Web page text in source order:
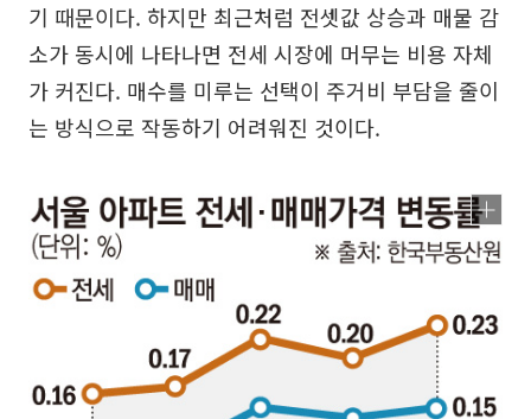
기 때문이다. 하지만 최근처럼 전셋값 상승과 매물 감
소가 동시에 나타나면 전세 시장에 머무는 비용 자체
가 커진다. 매수를 미루는 선택이 주거비 부담을 줄이
는 방식으로 작동하기 어려워진 것이다.